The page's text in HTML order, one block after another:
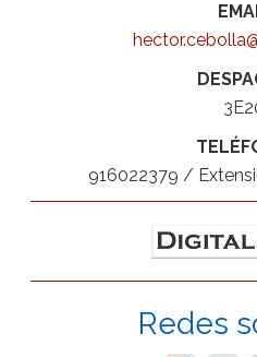
916022379 /
Redes